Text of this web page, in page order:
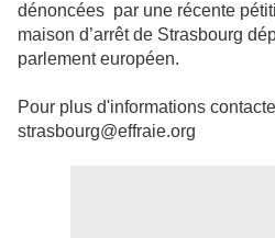
dénoncées par une récente
maison d’arrêt de Strasbourg
parlement européen.
Pour plus d'informations
strasbourg@effraie.org